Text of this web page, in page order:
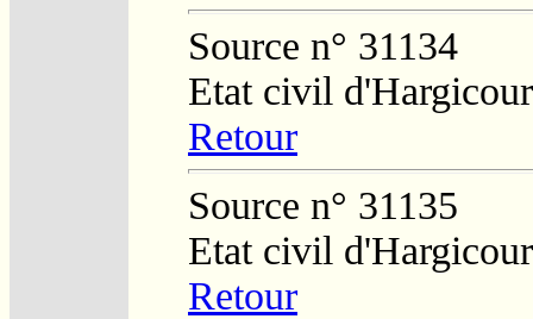
Source n° 31134
Etat civil
Retour
Source n° 31135
Etat civil
Retour